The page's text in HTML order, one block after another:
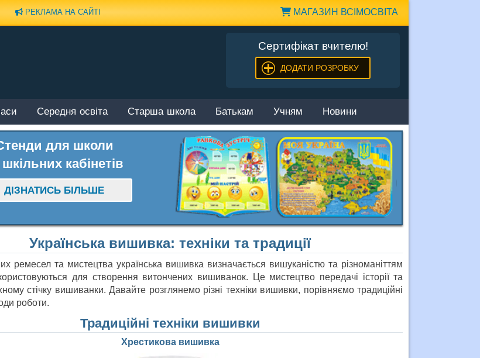
МАГАЗИН ВСІМОСВІТА
РЕКЛАМА НА САЙТІ
Сертифікат вчителю!
ДОДАТИ РОЗРОБКУ
Середня освіта Старша школа Батькам Учням Новини
для школи
кабінетів
ДІЗНАТИСЬ БІЛЬШЕ
Українська вишивка: техніки та традиції
ремесел та мистецтва українська вишивка визначається вишуканістю та різноманіттям
для створення витончених вишиванок. Це мистецтво передачі історії та
стічку вишиванки. Давайте розглянемо різні техніки вишивки, порівняємо традиційні
роботи.
Традиційні техніки вишивки
Хрестикова вишивка